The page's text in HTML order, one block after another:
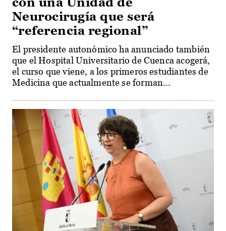
Neurocirugía que será
“referencia regional”
El presidente autonómico ha anunciado también
que el Hospital Universitario de Cuenca acogerá,
el curso que viene, a los primeros estudiantes de
Medicina que actualmente se forman...